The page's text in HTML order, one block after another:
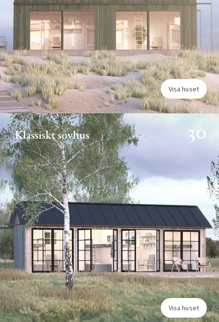
Visa huset
Klassiskt sovhus 30
Visa huset